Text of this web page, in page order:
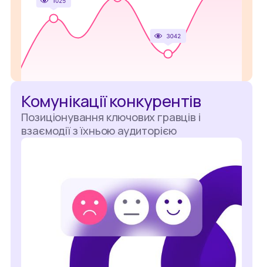
Комунікації конкурентів
Позиціонування ключових гравців і
взаємодії з їхньою аудиторією